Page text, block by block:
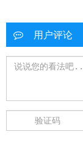
用户评论